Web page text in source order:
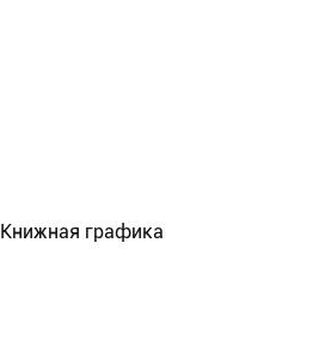
Книжная графика